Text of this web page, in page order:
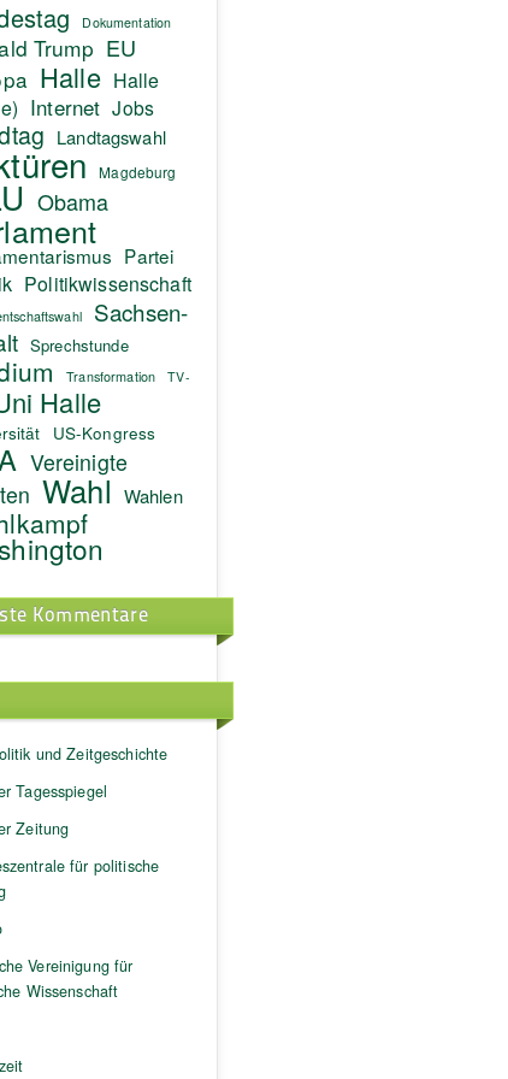
Dokumentation
Trump EU
Halle Halle
Internet Jobs
Landtagswahl
Magdeburg
Obama
Partei
Politikwissenschaft
Sachsen-
Sprechstunde
Transformation
TV-
Halle
US-Kongress
Vereinigte
Wahl Wahlen
Kommentare
und Zeitgeschichte
Tagesspiegel
Zeitung
für politische
Vereinigung für
Wissenschaft